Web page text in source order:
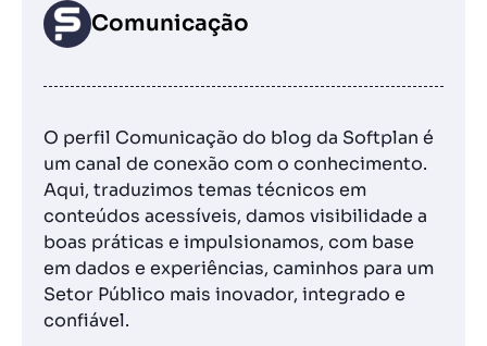
Comunicação
O perfil Comunicação do blog da Softplan é
um canal de conexão com o conhecimento.
Aqui, traduzimos temas técnicos em
conteúdos acessíveis, damos visibilidade a
boas práticas e impulsionamos, com base
em dados e experiências, caminhos para um
Setor Público mais inovador, integrado e
confiável.